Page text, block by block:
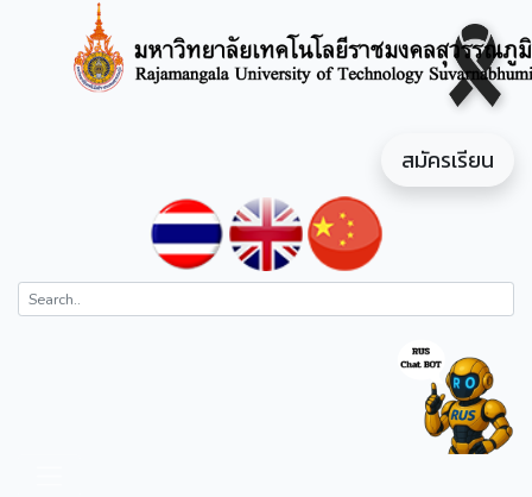
สมัครเรียน